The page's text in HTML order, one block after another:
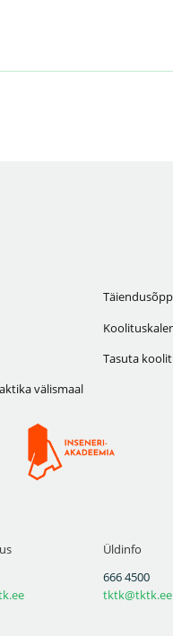
välismaal
Tasuta
Üldinfo
666 4500
tktk@tktk.ee